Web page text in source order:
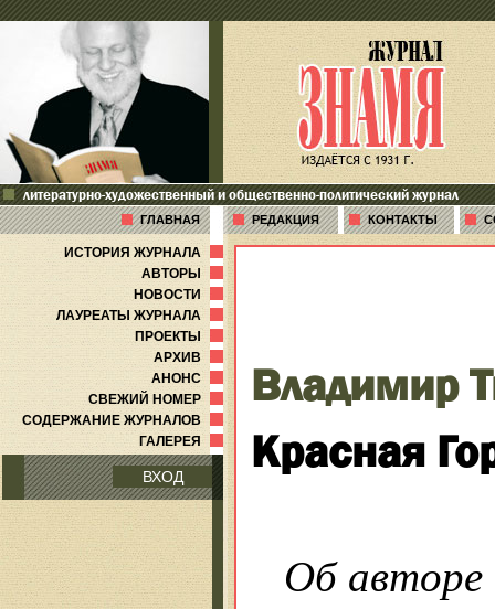
литературно-художественный и общественно-политический журнал
ГЛАВНАЯ РЕДАКЦИЯ КОНТАКТЫ
ИСТОРИЯ ЖУРНАЛА
АВТОРЫ
НОВОСТИ
ЛАУРЕАТЫ ЖУРНАЛА
ПРОЕКТЫ
АРХИВ
АНОНС
СВЕЖИЙ НОМЕР
СОДЕРЖАНИЕ ЖУРНАЛОВ
ГАЛЕРЕЯ
ВХОД
Владимир
Красная
Об авторе